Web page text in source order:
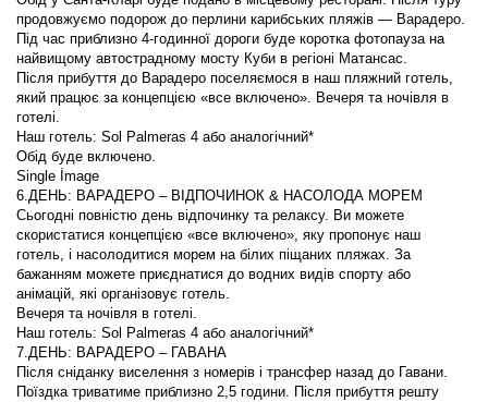
продовжуємо подорож до перлини карибських пляжів — Варадеро.
Під час приблизно 4-годинної дороги буде коротка фотопауза на
Після прибуття до Варадеро поселяємося в наш пляжний готель,
який працює за концепцією «все включено». Вечеря та ночівля в
Сьогодні повністю день відпочинку та релаксу. Ви можете
скористатися концепцією «все включено», яку пропонує наш
готель, і насолодитися морем на білих піщаних пляжах. За
бажанням можете приєднатися до водних видів спорту або
Після сніданку виселення з номерів і трансфер назад до Гавани.
Поїздка триватиме приблизно 2,5 години. Після прибуття решту